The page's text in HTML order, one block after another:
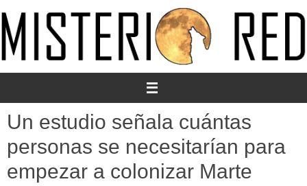
al
contenido
Un estudio señala cuántas
personas se necesitarían para
empezar a colonizar Marte